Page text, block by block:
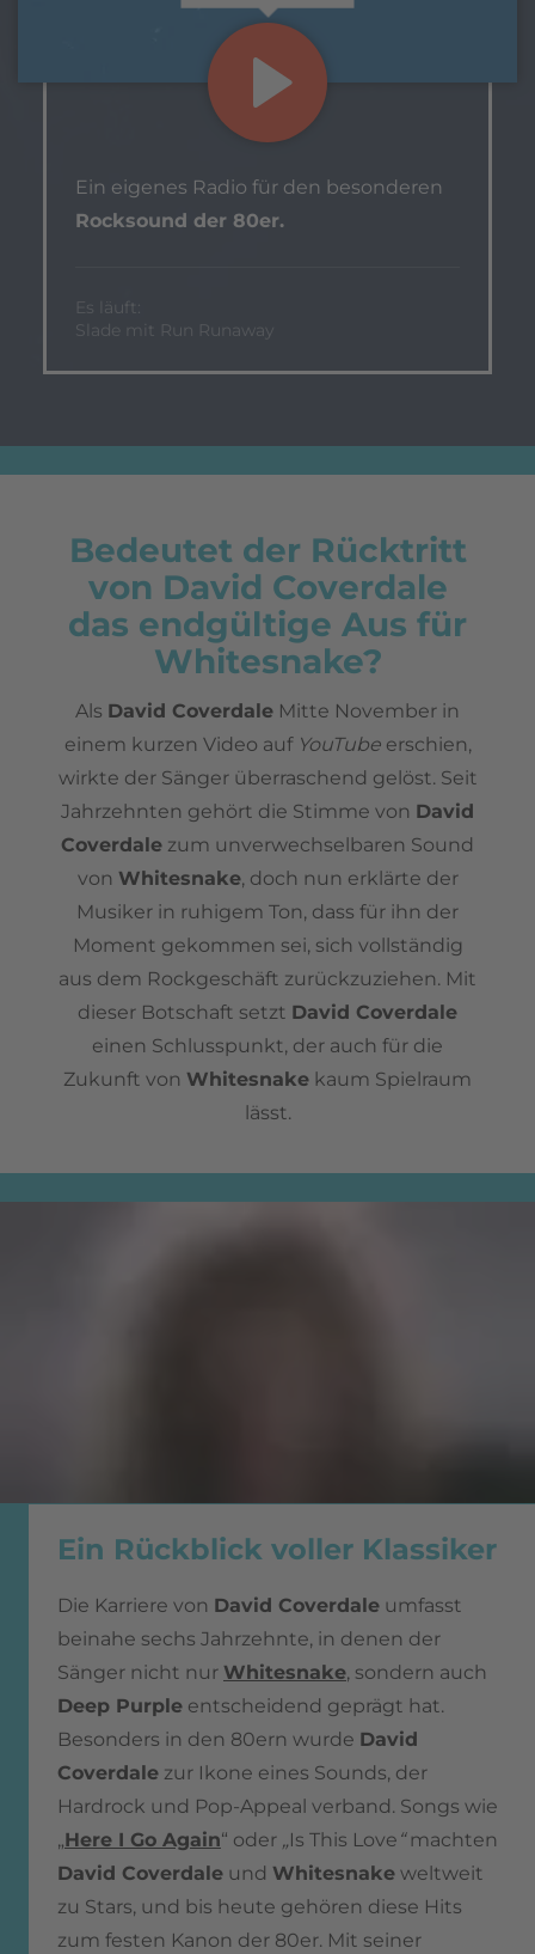
Ein eigenes Radio für den besonderen
Rocksound der 80er.
Es läuft:
Slade mit Run Runaway
Bedeutet der Rücktritt
von David Coverdale
das endgültige Aus für
Whitesnake?
Als David Coverdale Mitte November in
einem kurzen Video auf YouTubeerschien,
wirkte der Sänger überraschend gelöst. Seit
Jahrzehnten gehört die Stimme von David
Coverdale zum unverwechselbaren Sound
von Whitesnake, doch nun erklärte der
Musiker in ruhigem Ton, dass für ihn der
Moment gekommen sei, sich vollständig
aus dem Rockgeschäft zurückzuziehen. Mit
dieser Botschaft setzt David Coverdale
einen Schlusspunkt, der auch für die
Zukunft von Whitesnake kaum Spielraum
lässt.
Ein Rückblick voller Klassiker
Die Karriere von David Coverdale umfasst
beinahe sechs Jahrzehnte, in denen der
Sänger nicht nur Whitesnake, sondern auch
Deep Purple entscheidend geprägt hat.
Besonders in den 80ern wurde David
Coverdale zur Ikone eines Sounds, der
Hardrock und Pop-Appeal verband. Songs wie
„Here I Go Again“ oder „Is This Love “machten
David Coverdale und Whitesnake weltweit
zu Stars, und bis heute gehören diese Hits
zum festen Kanon der 80er. Mit seiner